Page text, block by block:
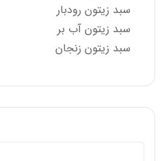
سبد زیتون رودبار
سبد زیتون آب بر
سبد زیتون زنجان